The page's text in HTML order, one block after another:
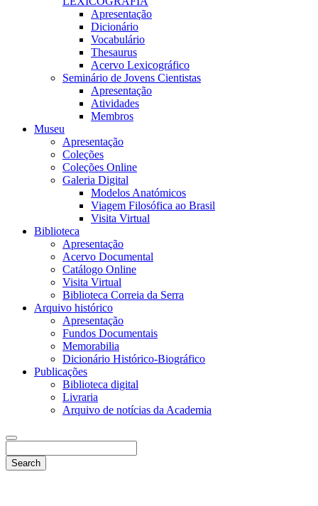
Apresentação
Dicionário
Vocabulário
Thesaurus
Acervo Lexicográfico
Seminário de Jovens Cientistas
Apresentação
Atividades
Membros
Museu
Apresentação
Coleções
Coleções Online
Galeria Digital
Modelos Anatómicos
Viagem Filosófica ao Brasil
Visita Virtual
Biblioteca
Apresentação
Acervo Documental
Catálogo Online
Visita Virtual
Biblioteca Correia da Serra
Arquivo histórico
Apresentação
Fundos Documentais
Memorabilia
Dicionário Histórico-Biográfico
Publicações
Biblioteca digital
Livraria
Arquivo de notícias da Academia